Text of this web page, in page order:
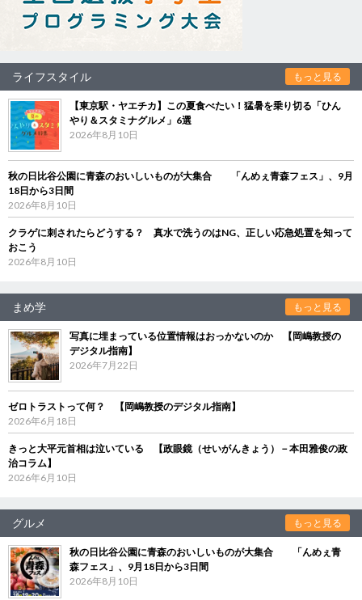
ライフスタイル もっと見る
【東京駅・ヤエチカ】この夏食べたい！猛暑を乗り切る「ひん
やり＆スタミナグルメ」6選
2026年8月10日
秋の日比谷公園に青森のおいしいものが大集合 「んめぇ青森フェス」、9月
18日から3日間
2026年8月10日
クラゲに刺されたらどうする？ 真水で洗うのはNG、正しい応急処置を知って
おこう
2026年8月10日
まめ学 もっと見る
写真に埋まっている位置情報はおっかないのか 【岡嶋教授の
デジタル指南】
2026年7月22日
ゼロトラストって何？ 【岡嶋教授のデジタル指南】
2026年6月18日
きっと大平元首相は泣いている 【政眼鏡（せいがんきょう）－本田雅俊の政
治コラム】
2026年6月10日
グルメ もっと見る
秋の日比谷公園に青森のおいしいものが大集合 「んめぇ青
森フェス」、9月18日から3日間
2026年8月10日